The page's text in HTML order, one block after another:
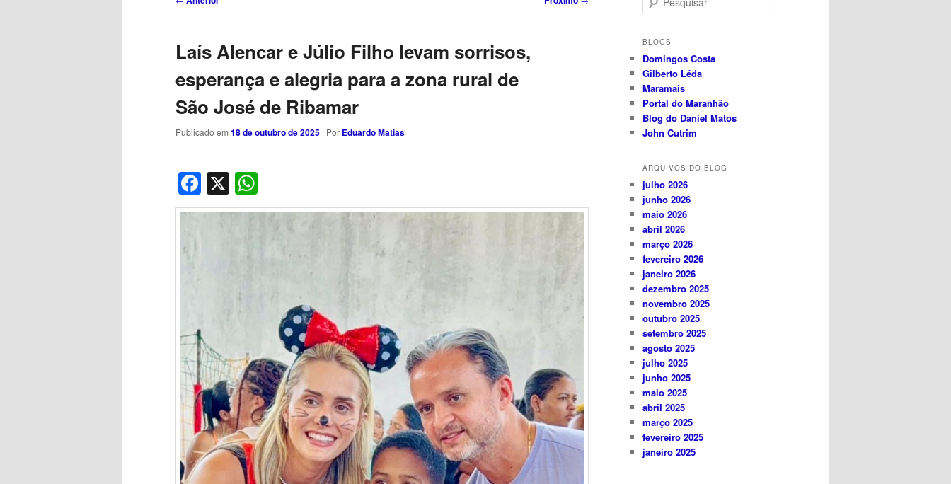
Laís Alencar e Júlio Filho levam sorrisos,
esperança e alegria para a zona rural de
São José de Ribamar
Publicado em 18 de outubro de 2025 | Por Eduardo Matias
Facebook
X
e
q
i
s
a
r
BLOGS
Domingos Costa
Gilberto Léda
Maramais
Portal do Maranhão
Blog do Daniel Matos
John Cutrim
ARQUIVOS DO BLOG
julho 2026
junho 2026
maio 2026
abril 2026
março 2026
fevereiro 2026
janeiro 2026
dezembro 2025
novembro 2025
outubro 2025
setembro 2025
agosto 2025
julho 2025
junho 2025
maio 2025
abril 2025
março 2025
fevereiro 2025
janeiro 2025